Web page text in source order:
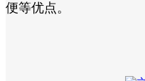
便等优点。